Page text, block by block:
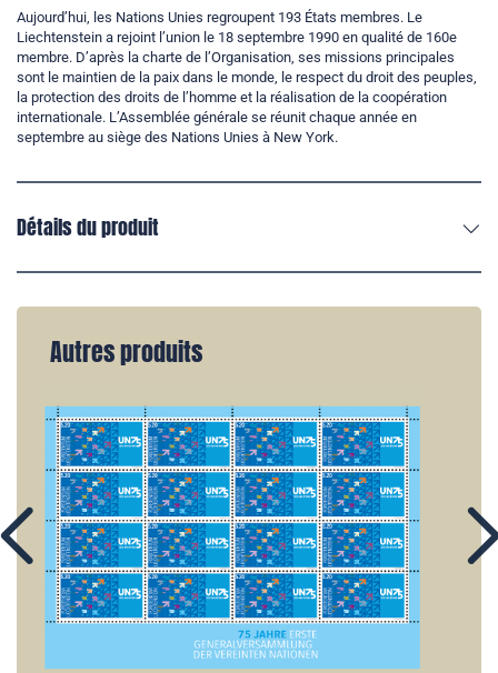
Aujourd’hui, les Nations Unies regroupent 193 États membres. Le
Liechtenstein a rejoint l’union le 18 septembre 1990 en qualité de 160e
membre. D’après la charte de l’Organisation, ses missions principales
sont le maintien de la paix dans le monde, le respect du droit des peuples,
la protection des droits de l’homme et la réalisation de la coopération
internationale. L’Assemblée générale se réunit chaque année en
septembre au siège des Nations Unies à New York.
Détails du produit
Autres produits